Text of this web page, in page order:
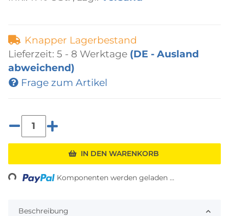
Knapper Lagerbestand
Lieferzeit: 5 - 8 Werktage (DE - Ausland
abweichend)
Frage zum Artikel
IN DEN WARENKORB
Komponenten werden geladen ...
Beschreibung